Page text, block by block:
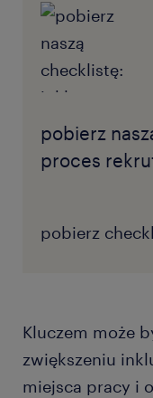
pobierz
proces
pobierz
Kluczem może
zwiększeniu
miejsca pracy i